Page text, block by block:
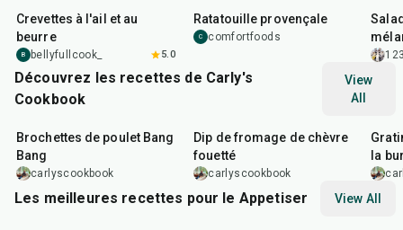
Crevettes à l'ail et au
beurre
B bellyfullcook_ 5.0
Ratatouille provençale
C comfortfoods
Découvrez les recettes de Carly's
Cookbook
View
All
25min
Brochettes de poulet Bang
Bang
carlyscookbook
Dip de fromage de chèvre
fouetté
carlyscookbook
la
en
Les meilleures recettes pour le Appetiser View All